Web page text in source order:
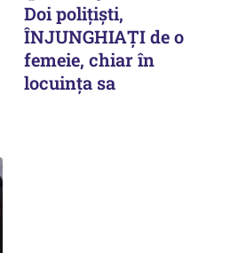
Doi polițiști,
ÎNJUNGHIAȚI de o
femeie, chiar în
locuința sa